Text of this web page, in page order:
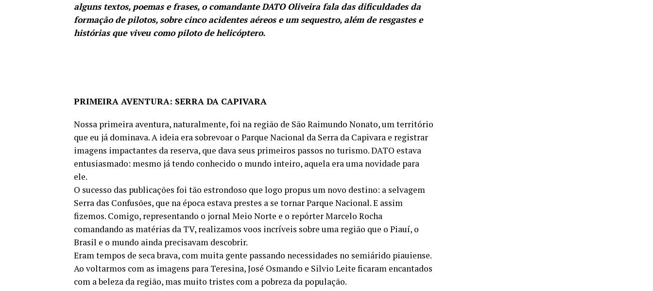
alguns textos, poemas e frases, o comandante DATO Oliveira fala das dificuldades da
formação de pilotos, sobre cinco acidentes aéreos e um sequestro, além de resgastes e
histórias que viveu como piloto de helicóptero.
PRIMEIRA AVENTURA: SERRA DA CAPIVARA
Nossa primeira aventura, naturalmente, foi na região de São Raimundo Nonato, um território
que eu já dominava. A ideia era sobrevoar o Parque Nacional da Serra da Capivara e registrar
imagens impactantes da reserva, que dava seus primeiros passos no turismo. DATO estava
entusiasmado: mesmo já tendo conhecido o mundo inteiro, aquela era uma novidade para
ele.
O sucesso das publicações foi tão estrondoso que logo propus um novo destino: a selvagem
Serra das Confusões, que na época estava prestes a se tornar Parque Nacional. E assim
fizemos. Comigo, representando o jornal Meio Norte e o repórter Marcelo Rocha
comandando as matérias da TV, realizamos voos incríveis sobre uma região que o Piauí, o
Brasil e o mundo ainda precisavam descobrir.
Eram tempos de seca brava, com muita gente passando necessidades no semiárido piauiense.
Ao voltarmos com as imagens para Teresina, José Osmando e Silvio Leite ficaram encantados
com a beleza da região, mas muito tristes com a pobreza da população.